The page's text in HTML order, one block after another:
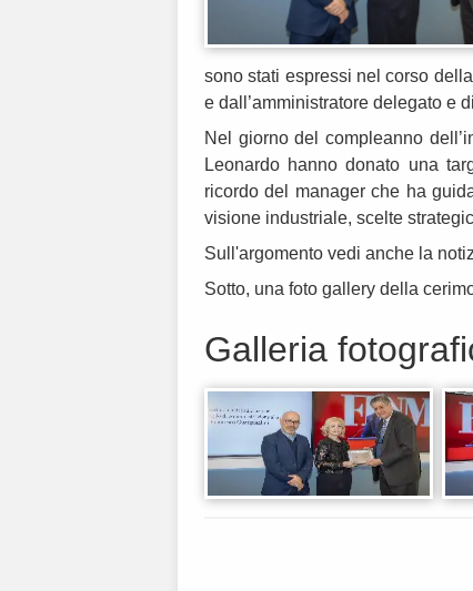
sono stati espressi nel corso
e dall’amministratore delegato e
Nel giorno del compleanno
Leonardo hanno donato una
ricordo del manager che ha
visione industriale, scelte
Sull'argomento vedi anche la
Sotto, una foto gallery della
Galleria